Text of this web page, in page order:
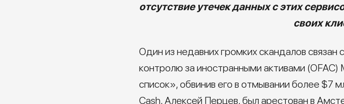
отсутствие утечек данных с этих
своих
Один из недавних громких скандалов
контролю за иностранными активами
список», обвинив его в отмывании более $7
Cash, Алексей Перцев, был арестован в